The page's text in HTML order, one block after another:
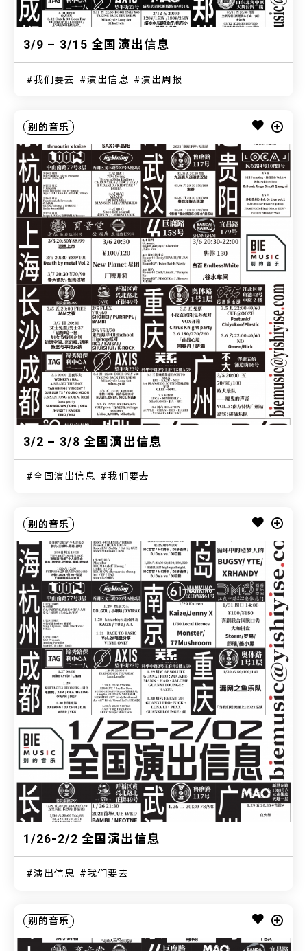
3/9 – 3/15 全国演出信息
我们要去 演出信息 演出周报
别的音乐
3/2 – 3/8 全国演出信息
全国演出信息 我们要去
别的音乐
1/26-2/2 全国演出信息
演出信息 我们要去
别的音乐